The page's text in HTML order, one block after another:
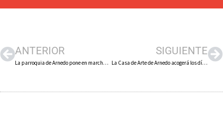
ANTERIOR
La parroquia de Arnedo pone en marcha el Centro de Orientación Familiar (COF) que comenzará a funcionar los miércoles por la tarde en la Casa Rosa
SIGUIENTE
La Casa de Arte de Arnedo acogerá los días 13 y 14 de diciembre el taller «Laboratorio de Empleo» dirigido a jóvenes